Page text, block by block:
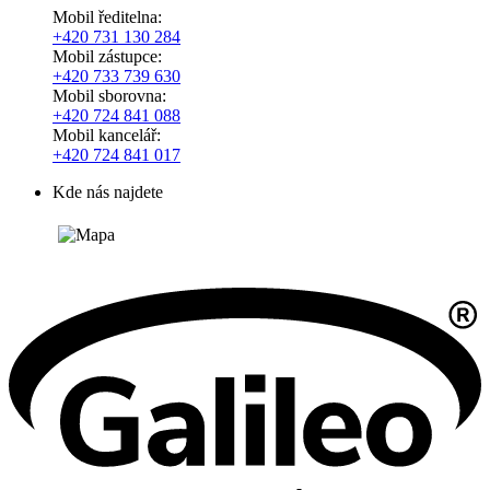
Mobil ředitelna:
+420 731 130 284
Mobil zástupce:
+420 733 739 630
Mobil sborovna:
+420 724 841 088
Mobil kancelář:
+420 724 841 017
Kde nás najdete